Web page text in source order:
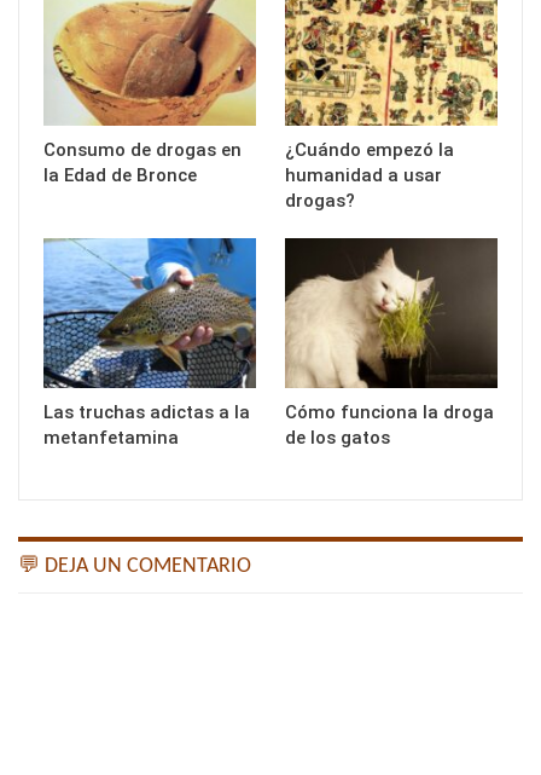
Consumo de drogas en
la Edad de Bronce
¿Cuándo empezó la
humanidad a usar
drogas?
Las truchas adictas a la
metanfetamina
Cómo funciona la droga
de los gatos
💬 DEJA UN COMENTARIO